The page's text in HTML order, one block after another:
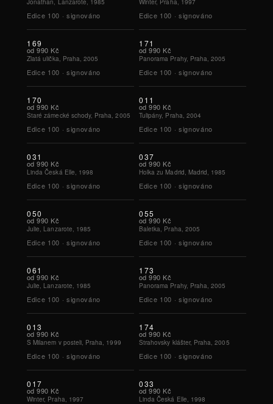
Jonathan, Lanzarote, 1985
Edice 100 · signováno
Winter, Praha, 1997
Edice 100 · signováno
169
od 990 Kč
Zlatá ulička, Praha, 2005
Edice 100 · signováno
171
od 990 Kč
Panorama Prahy, Praha, 2005
Edice 100 · signováno
170
od 990 Kč
Staré zámecké schody, Praha, 2005
Edice 100 · signováno
011
od 990 Kč
Tulipány, Praha, 2004
Edice 100 · signováno
031
od 990 Kč
Linda Česká Elle, 1998
Edice 100 · signováno
037
od 990 Kč
Holka zu Madrid, Madrid, 1985
Edice 100 · signováno
050
od 990 Kč
Julie, Lanzarote, 1985
Edice 100 · signováno
055
od 990 Kč
Baletka, Praha, 2005
Edice 100 · signováno
061
od 990 Kč
Julie, Lanzarote, 1985
Edice 100 · signováno
173
od 990 Kč
Panorama Prahy, Praha, 2005
Edice 100 · signováno
013
od 990 Kč
S Milanem v posteli, Praha, 1999
Edice 100 · signováno
174
od 990 Kč
Strahovsky klášter, Praha, 2005
Edice 100 · signováno
017
od 990 Kč
Winter, Praha, 1997
033
od 990 Kč
Linda Česká Elle, 1998